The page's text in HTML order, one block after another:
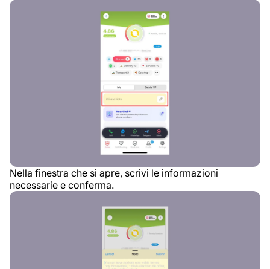
Nella finestra che si apre, scrivi le informazioni
necessarie e conferma.